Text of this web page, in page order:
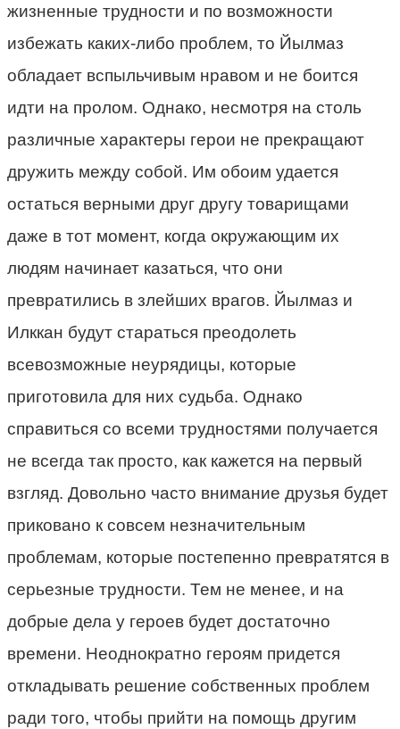
жизненные трудности и по возможности
избежать каких-либо проблем, то Йылмаз
обладает вспыльчивым нравом и не боится
идти на пролом. Однако, несмотря на столь
различные характеры герои не прекращают
дружить между собой. Им обоим удается
остаться верными друг другу товарищами
даже в тот момент, когда окружающим их
людям начинает казаться, что они
превратились в злейших врагов. Йылмаз и
Илккан будут стараться преодолеть
всевозможные неурядицы, которые
приготовила для них судьба. Однако
справиться со всеми трудностями получается
не всегда так просто, как кажется на первый
взгляд. Довольно часто внимание друзья будет
приковано к совсем незначительным
проблемам, которые постепенно превратятся в
серьезные трудности. Тем не менее, и на
добрые дела у героев будет достаточно
времени. Неоднократно героям придется
откладывать решение собственных проблем
ради того, чтобы прийти на помощь другим